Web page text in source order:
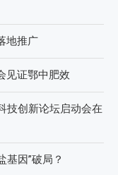
地推广
见证鄂中肥效
技创新论坛启动会在
基因”破局？